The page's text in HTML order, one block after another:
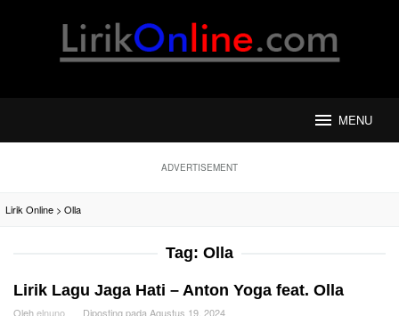
MENU
ADVERTISEMENT
Lirik Online > Olla
Tag: Olla
Lirik Lagu Jaga Hati – Anton Yoga feat. Olla
Olehelnuno Diposting pada Agustus 19, 2024